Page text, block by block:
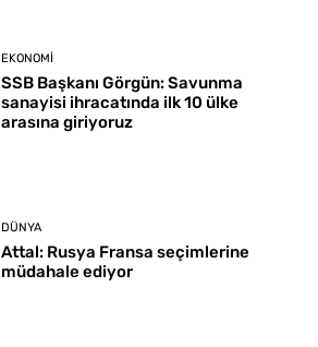
EKONOMI
SSB Başkanı Görgün: Savunma
sanayisi ihracatında ilk 10 ülke
arasına giriyoruz
DÜNYA
Attal: Rusya Fransa seçimlerine
müdahale ediyor